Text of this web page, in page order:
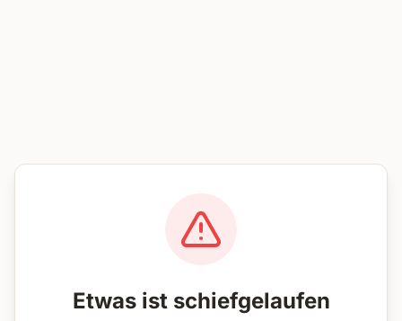
Etwas ist schiefgelaufen